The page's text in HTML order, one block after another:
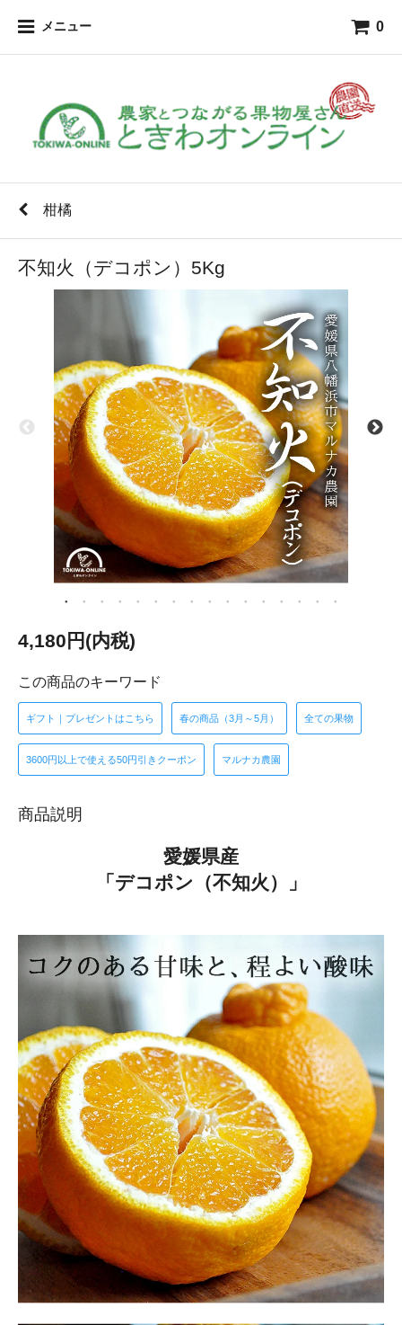
メニュー 0
柑橘
不知火（デコポン）5Kg
4,180円(内税)
この商品のキーワード
ギフト｜プレゼントはこちら 春の商品（3月～5月） 全ての果物
3600円以上で使える50円引きクーポン マルナカ農園
商品説明
愛媛県産
「デコポン（不知火）」